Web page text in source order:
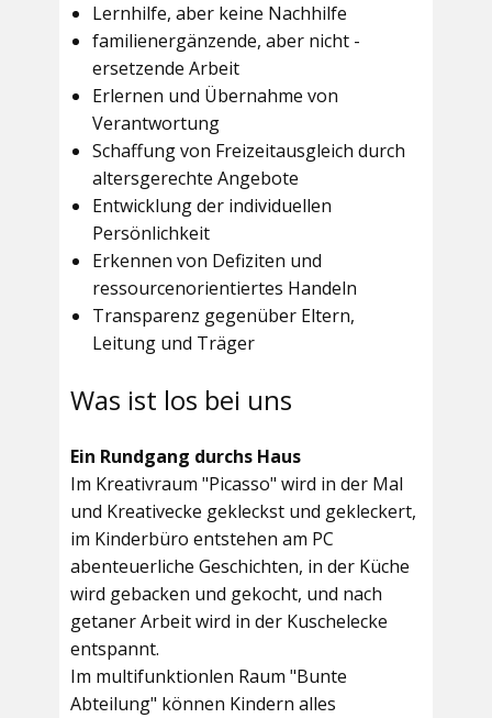
Lernhilfe, aber keine Nachhilfe
familienergänzende, aber nicht -
ersetzende Arbeit
Erlernen und Übernahme von
Verantwortung
Schaffung von Freizeitausgleich durch
altersgerechte Angebote
Entwicklung der individuellen
Persönlichkeit
Erkennen von Defiziten und
ressourcenorientiertes Handeln
Transparenz gegenüber Eltern,
Leitung und Träger
Was ist los bei uns
Ein Rundgang durchs Haus
Im Kreativraum "Picasso" wird in der Mal
und Kreativecke gekleckst und gekleckert,
im Kinderbüro entstehen am PC
abenteuerliche Geschichten, in der Küche
wird gebacken und gekocht, und nach
getaner Arbeit wird in der Kuschelecke
entspannt.
Im multifunktionlen Raum "Bunte
Abteilung" können Kindern alles